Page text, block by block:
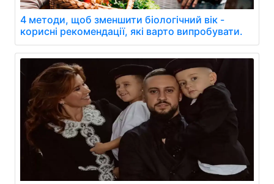
4 методи, щоб зменшити біологічний вік -
корисні рекомендації, які варто випробувати.